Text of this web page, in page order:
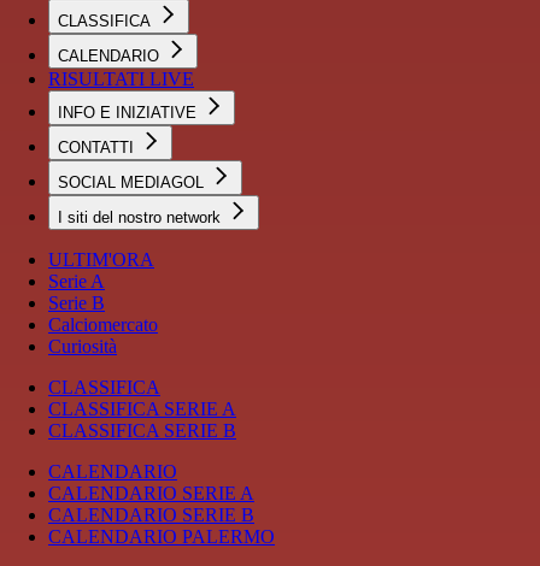
CLASSIFICA
CALENDARIO
RISULTATI LIVE
INFO E INIZIATIVE
CONTATTI
SOCIAL MEDIAGOL
I siti del nostro network
ULTIM'ORA
Serie A
Serie B
Calciomercato
Curiosità
CLASSIFICA
CLASSIFICA SERIE A
CLASSIFICA SERIE B
CALENDARIO
CALENDARIO SERIE A
CALENDARIO SERIE B
CALENDARIO PALERMO